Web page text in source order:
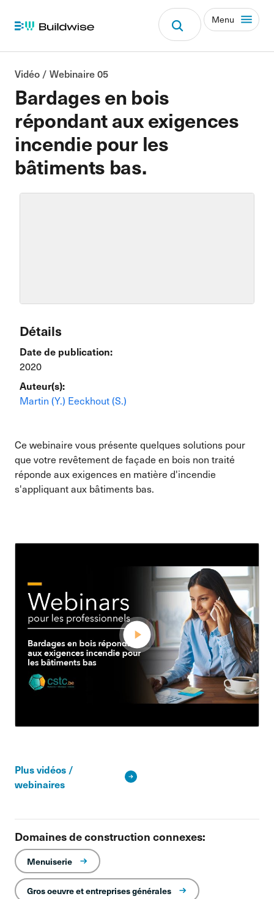
Menu
Bardages en bois
répondant aux exigences
incendie pour les
bâtiments bas.
Vidéo / Webinaire 05
Détails
Date de publication:
2020
Auteur(s):
Martin (Y.) Eeckhout (S.)
Ce webinaire vous présente quelques solutions pour
que votre revêtement de façade en bois non traité
réponde aux exigences en matière d'incendie
s'appliquant aux bâtiments bas.
Plus vidéos /
webinaires
Domaines de construction connexes:
Menuiserie
Gros oeuvre et entreprises générales